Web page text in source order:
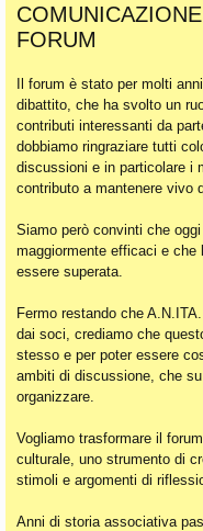
m
en
ti
Ra
pi
di
FORUM
Il forum è stato per molti
dibattito, che ha svolto un
contributi interessanti da
dobbiamo ringraziare tutti
discussioni e in particolare i
contributo a mantenere vivo
Siamo però convinti che
maggiormente efficaci e che
essere superata.
Fermo restando che
dai soci, crediamo che
stesso e per poter essere
ambiti di discussione, che
organizzare.
Vogliamo trasformare il
culturale, uno strumento di
stimoli e argomenti di
Anni di storia associativa